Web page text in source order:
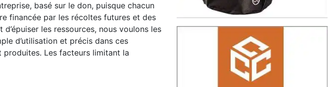
basé sur le don, puisque chacun
financée par les récoltes futures et des
les ressources, nous voulons les
d’utilisation et précis dans ces
Les facteurs limitant la